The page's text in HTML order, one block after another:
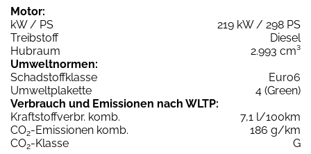
Motor:
kW / PS
219 kW / 298 PS
Treibstoff
Diesel
Hubraum
2.993 cm³
Umweltnormen:
Schadstoffklasse
Euro6
Umweltplakette
4 (Green)
Verbrauch und Emissionen nach WLTP:
Kraftstoffverbr. komb.
7,1 l/100km
CO2-Emissionen komb.
186 g/km
CO2-Klasse G